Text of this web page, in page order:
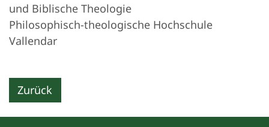
und Biblische Theologie
Philosophisch-theologische Hochschule
Vallendar
Zurück